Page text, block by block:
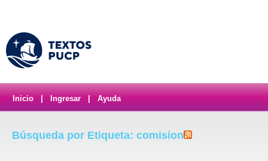
Inicio Ingresar Ayuda
Búsqueda por Etiqueta: comision